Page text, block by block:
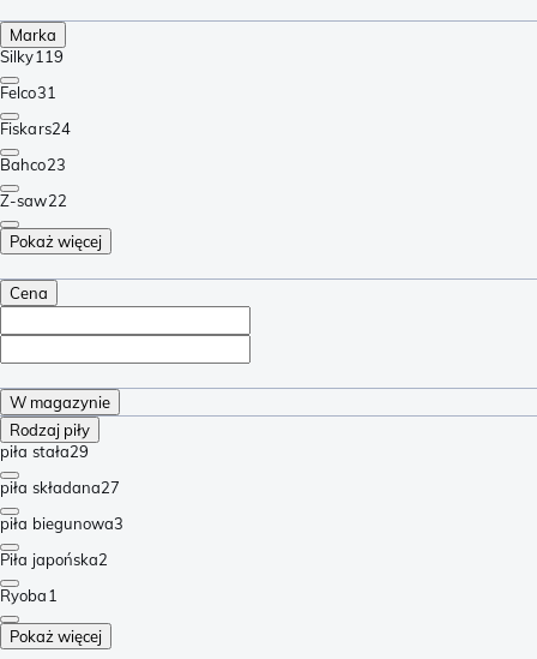
Marka
Silky119
Felco31
Fiskars24
Bahco23
Z-saw22
Pokaż więcej
Cena
W magazynie
Rodzaj piły
piła stała29
piła składana27
piła biegunowa3
Piła japońska2
Ryoba1
Pokaż więcej